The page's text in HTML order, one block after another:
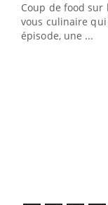
Coup de food sur
vous culinaire
épisode, une ...